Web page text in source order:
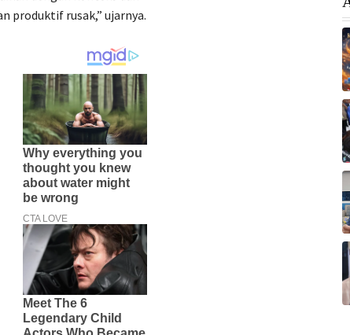
produktif rusak,” ujarnya.